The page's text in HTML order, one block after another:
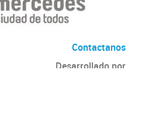
Contactanos
Desarrollado por